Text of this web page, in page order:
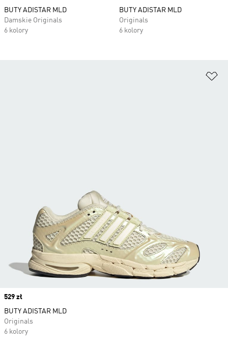
BUTY ADISTAR MLD
Damskie Originals
6 kolory
BUTY ADISTAR MLD
Originals
6 kolory
Price
529 zł
BUTY ADISTAR MLD
Originals
6 kolory